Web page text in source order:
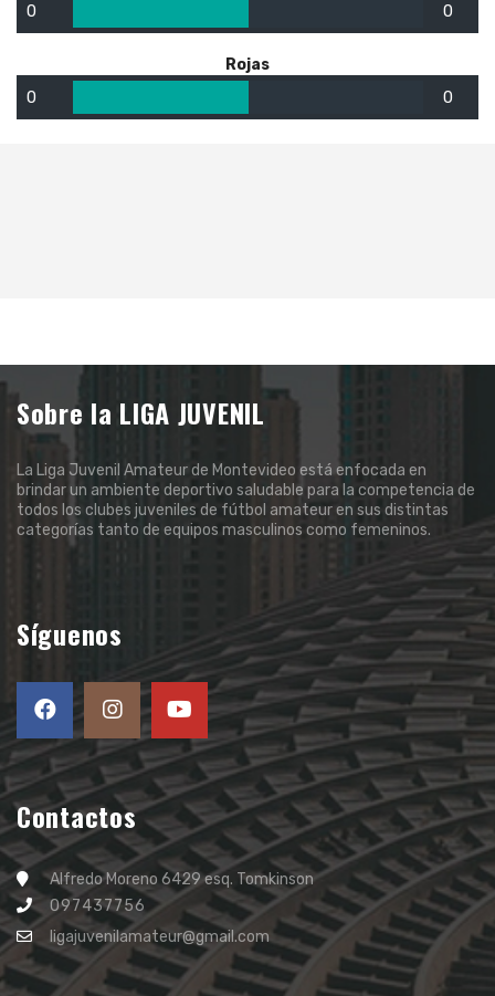
0 0
Rojas
0 0
Sobre la LIGA JUVENIL
La Liga Juvenil Amateur de Montevideo está enfocada en
brindar un ambiente deportivo saludable para la competencia de
todos los clubes juveniles de fútbol amateur en sus distintas
categorías tanto de equipos masculinos como femeninos.
Síguenos
Contactos
Alfredo Moreno 6429 esq. Tomkinson
097437756
ligajuvenilamateur@gmail.com